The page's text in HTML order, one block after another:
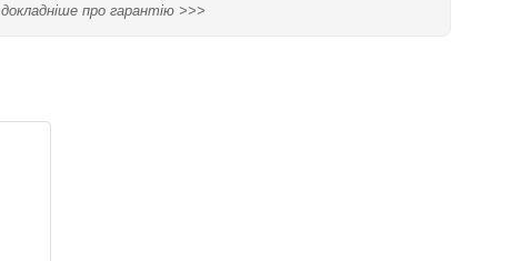
докладніше про гарантію >>>